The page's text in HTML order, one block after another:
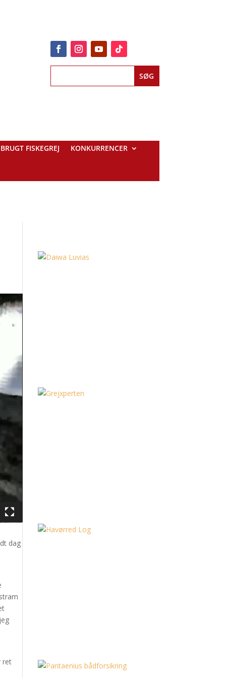
BRUGT FISKEGREJ KONKURRENCER
dag
ret